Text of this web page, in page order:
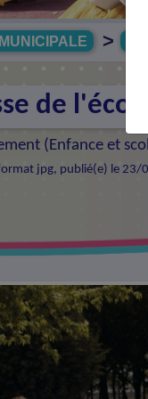
>
de
(Enfance et
jpg, publié(e) le